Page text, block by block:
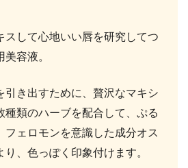
スして心地いい唇を研究してつ
容液。
引き出すために、贅沢なマキシ
種類のハーブを配合して、ぷる
フェロモンを意識した成分オス
、色っぽく印象付けます。